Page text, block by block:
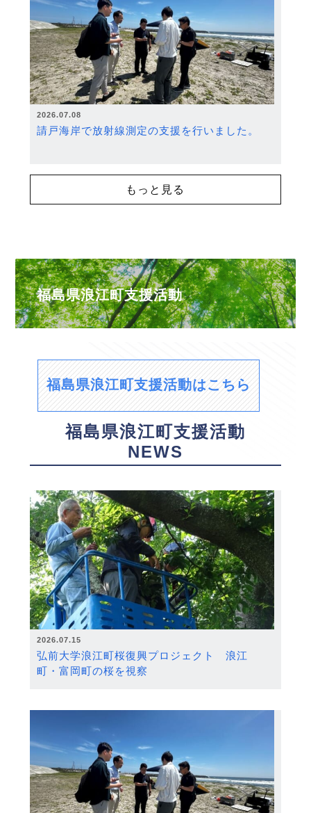
2026.07.08
請戸海岸で放射線測定の支援を行いました。
もっと見る
福島県浪江町支援活動
福島県浪江町支援活動はこちら
福島県浪江町支援活動
NEWS
2026.07.15
弘前大学浪江町桜復興プロジェクト 浪江
町・富岡町の桜を視察